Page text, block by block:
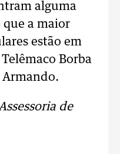
alguma
a maior
estão em
Borba
Armando.
de